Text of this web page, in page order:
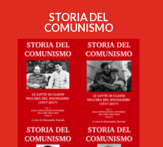
STORIA DEL
COMUNISMO